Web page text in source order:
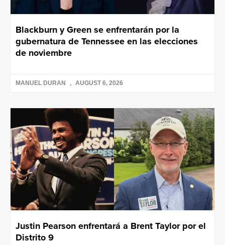
Blackburn y Green se enfrentarán por la
gubernatura de Tennessee en las elecciones
de noviembre
MANUEL DURAN AUGUST 6, 2026
Justin Pearson enfrentará a Brent Taylor por el
Distrito 9